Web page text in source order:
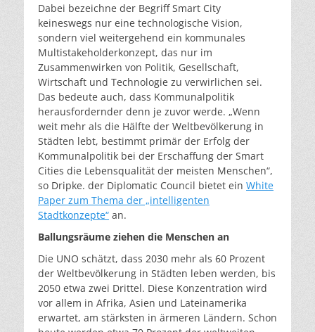
Dabei bezeichne der Begriff Smart City
keineswegs nur eine technologische Vision,
sondern viel weitergehend ein kommunales
Multistakeholderkonzept, das nur im
Zusammenwirken von Politik, Gesellschaft,
Wirtschaft und Technologie zu verwirlichen sei.
Das bedeute auch, dass Kommunalpolitik
herausfordernder denn je zuvor werde. „Wenn
weit mehr als die Hälfte der Weltbevölkerung in
Städten lebt, bestimmt primär der Erfolg der
Kommunalpolitik bei der Erschaffung der Smart
Cities die Lebensqualität der meisten Menschen“,
so Dripke. der Diplomatic Council bietet ein White
Paper zum Thema der „intelligenten
Stadtkonzepte“ an.
Ballungsräume ziehen die Menschen an
Die UNO schätzt, dass 2030 mehr als 60 Prozent
der Weltbevölkerung in Städten leben werden, bis
2050 etwa zwei Drittel. Diese Konzentration wird
vor allem in Afrika, Asien und Lateinamerika
erwartet, am stärksten in ärmeren Ländern. Schon